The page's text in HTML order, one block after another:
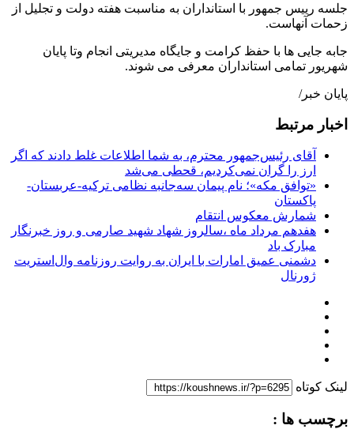
جلسه رییس جمهور با استانداران به مناسبت هفته دولت و تجلیل از
زحمات آنهاست.
جابه جایی ها با حفظ کرامت و جایگاه مدیریتی انجام وتا پایان
شهریور تمامی استانداران معرفی می شوند.
پایان خبر/
اخبار مرتبط
آقای رئیس‌جمهور محترم، به شما اطلاعات غلط دادند که اگر
ارز را گران نمی‌کردیم، قحطی می‌شد
«توافق مکه»؛ نام پیمان سه‌جانبه نظامی ترکیه-عربستان-
پاکستان
شمارش معکوس انتقام
هفدهم مرداد ماه ،سالروز شهاد شهید صارمی و روز خبرنگار
مبارک باد
دشمنی عمیق امارات با ایران به روایت روزنامه وال‌استریت
ژورنال
لینک کوتاه
برچسب ها :